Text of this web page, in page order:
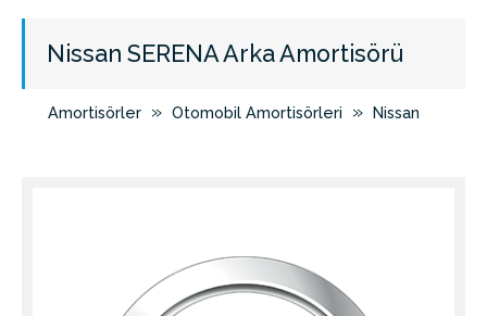
Nissan SERENA Arka Amortisörü
Amortisörler » Otomobil Amortisörleri » Nissan